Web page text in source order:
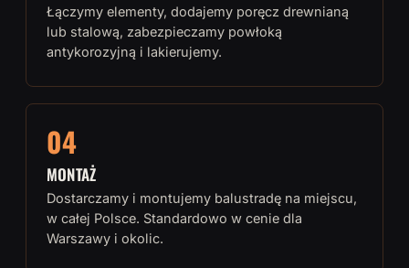
Łączymy elementy, dodajemy poręcz drewnianą
lub stalową, zabezpieczamy powłoką
antykorozyjną i lakierujemy.
04
MONTAŻ
Dostarczamy i montujemy balustradę na miejscu,
w całej Polsce. Standardowo w cenie dla
Warszawy i okolic.